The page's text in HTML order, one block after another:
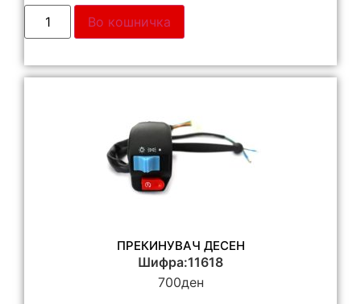
Во кошничка
ПРЕКИНУВАЧ ДЕСЕН
Шифра:11618
700ден